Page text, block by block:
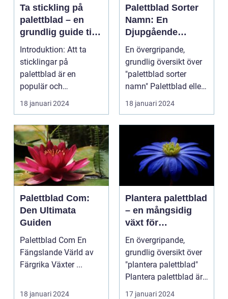
Ta stickling på
palettblad – en
grundlig guide till
framgångsrik
förökning
Introduktion: Att ta
sticklingar på
palettblad är en
populär och
spännande metod för
att föröka och...
18 januari 2024
Palettblad Sorter
Namn: En
Djupgående
Översikt
En övergripande,
grundlig översikt över
"palettblad sorter
namn" Palettblad eller
Coleus är en popu...
18 januari 2024
Palettblad Com:
Den Ultimata
Guiden
Palettblad Com En
Fängslande Värld av
Färgrika Växter ...
18 januari 2024
Plantera palettblad
– en mångsidig
växt för
trädgårdsentusiast
En övergripande,
grundlig översikt över
"plantera palettblad"
Plantera palettblad är
en populär akt...
17 januari 2024